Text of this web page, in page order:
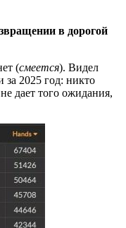
в дорогой
(смеется). Видел
за 2025 год: никто
дает того ожидания,